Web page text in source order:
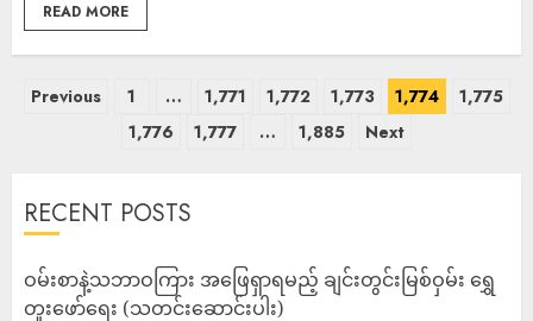
READ MORE
Previous 1 … 1,771 1,772 1,773 1,774
1,775
1,776
1,777 … 1,885 Next
RECENT POSTS
ဝမ်းစာနဲ့သဘာဝကြား အဖြေရှာရမည့် ချင်းတွင်းမြစ်ဝှမ်း ရွှေ
တူးဖော်ရေး (သတင်းဆောင်းပါး)